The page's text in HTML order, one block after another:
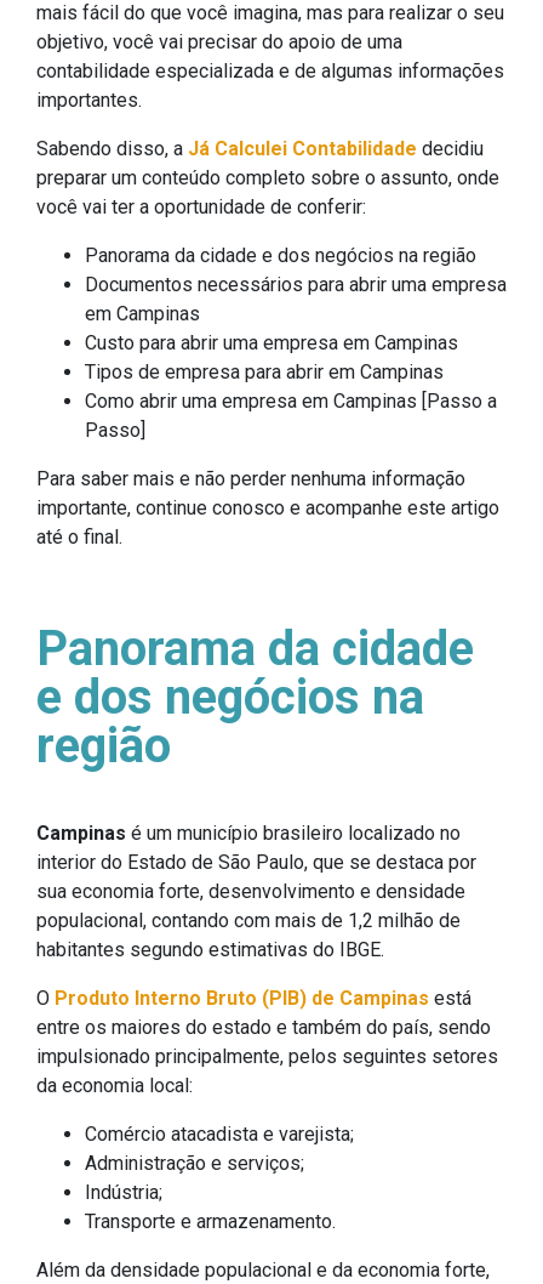
mais fácil do que você imagina, mas para realizar o seu
objetivo, você vai precisar do apoio de uma
contabilidade especializada e de algumas informações
importantes.
Sabendo disso, a Já Calculei Contabilidade decidiu
preparar um conteúdo completo sobre o assunto, onde
você vai ter a oportunidade de conferir:
Panorama da cidade e dos negócios na região
Documentos necessários para abrir uma empresa
em Campinas
Custo para abrir uma empresa em Campinas
Tipos de empresa para abrir em Campinas
Como abrir uma empresa em Campinas [Passo a
Passo]
Para saber mais e não perder nenhuma informação
importante, continue conosco e acompanhe este artigo
até o final.
Panorama da cidade
e dos negócios na
região
Campinas é um município brasileiro localizado no
interior do Estado de São Paulo, que se destaca por
sua economia forte, desenvolvimento e densidade
populacional, contando com mais de 1,2 milhão de
habitantes segundo estimativas do IBGE.
O Produto Interno Bruto (PIB) de Campinas está
entre os maiores do estado e também do país, sendo
impulsionado principalmente, pelos seguintes setores
da economia local:
Comércio atacadista e varejista;
Administração e serviços;
Indústria;
Transporte e armazenamento.
Além da densidade populacional e da economia forte,